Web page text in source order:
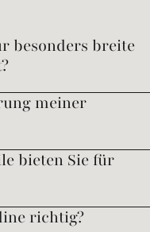
besonders breite
meiner
bieten Sie für
richtig?